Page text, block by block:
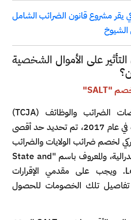
يقر مشروع قانون الضرائب الشامل
الشيوخ
على الأموال الشخصية
بموجب قانون تخفيضات الضرائب والوظائف (TCJA)
الأميركي والذي تم إقراره في عام 2017، تم تحديد حد أقصى
أميركي لخصم ضرائب الولايات والضرائب
المحلية من الضرائب الفدرالية، والمعروف باسم "State and
Local Taxes "SALT. ويجب على مقدمي الإقرارات
تلك الخصومات للحصول